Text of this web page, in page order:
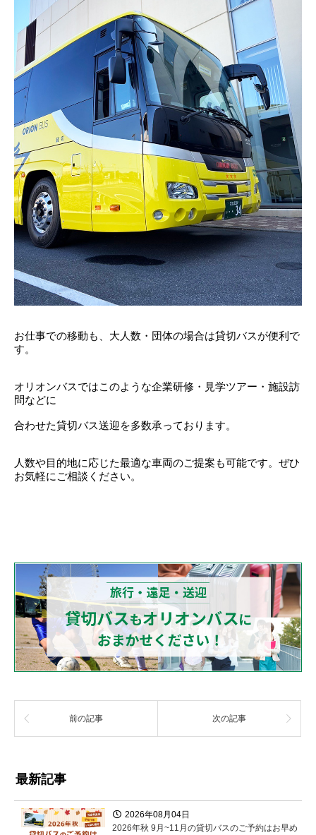
お仕事での移動も、大人数・団体の場合は貸切バスが便利で
す。
オリオンバスではこのような企業研修・見学ツアー・施設訪
問などに
合わせた貸切バス送迎を多数承っております。
人数や目的地に応じた最適な車両のご提案も可能です。ぜひ
お気軽にご相談ください。
前の記事 次の記事
最新記事
2026年08月04日
2026年秋 9月~11月の貸切バスのご予約はお早め